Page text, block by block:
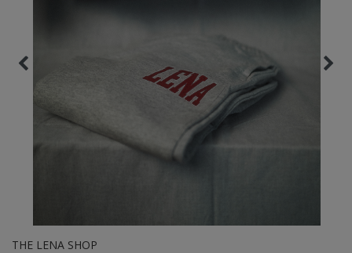
THE LENA SHOP